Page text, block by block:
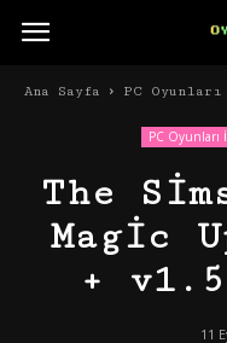
Ana Sayfa PC
PC Oyunları
The
Magic
+
11